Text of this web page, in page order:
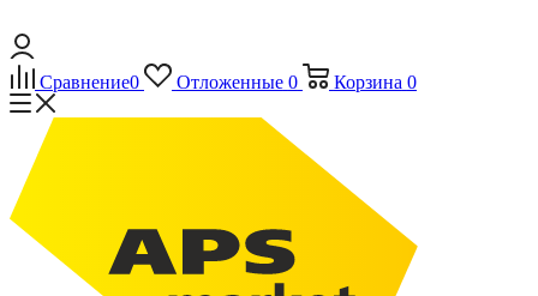
Сравнение0 Отложенные 0 Корзина 0